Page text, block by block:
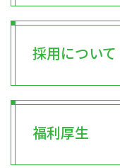
採用について
福利厚生